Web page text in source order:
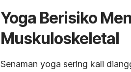
Yoga Berisiko
Muskuloskeletal
Senaman yoga sering kali